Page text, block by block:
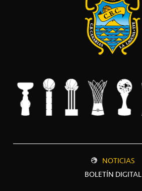
NOTICIAS
BOLETÍN DIGITAL